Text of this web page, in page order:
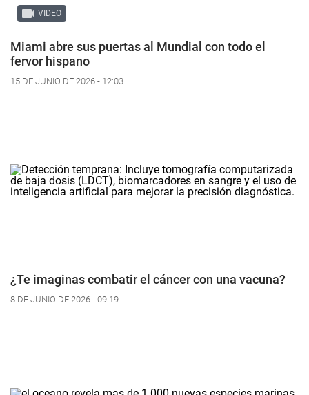
VIDEO
Miami abre sus puertas al Mundial con todo el
fervor hispano
15 DE JUNIO DE 2026 - 12:03
¿Te imaginas combatir el cáncer con una vacuna?
8 DE JUNIO DE 2026 - 09:19